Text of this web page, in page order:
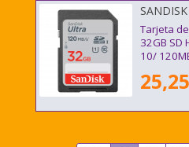
GN6IN
Tarjeta
32GB SD
10/